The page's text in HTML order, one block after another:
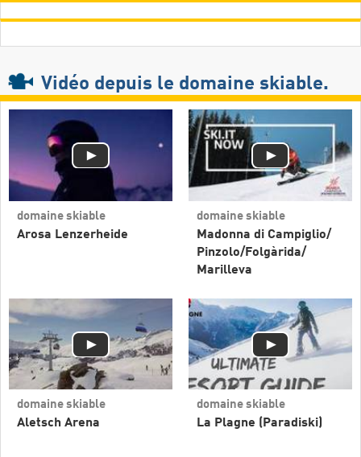
Vidéo depuis le domaine skiable.
domaine skiable
Arosa Lenzerheide
domaine skiable
Madonna di Campiglio/​
Pinzolo/​Folgàrida/​
Marilleva
domaine skiable
Aletsch Arena
domaine skiable
La Plagne (Paradiski)